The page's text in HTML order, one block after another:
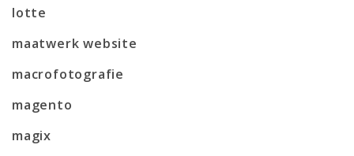
lotte
maatwerk website
macrofotografie
magento
magix